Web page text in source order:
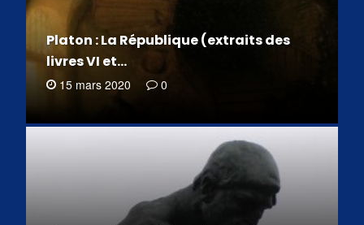
Platon : La République (extraits des
livres VI et…
15 mars 2020 0